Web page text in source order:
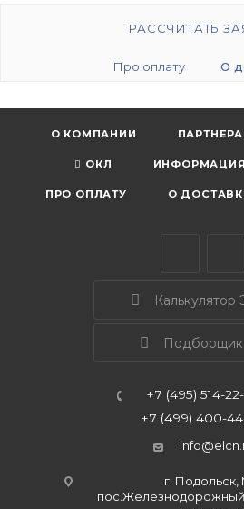
РАССЧИТАТЬ
Про оплату О
О КОМПАНИИ
ОКЛ ИНФОРМАЦИЯ
ПРО ОПЛАТУ О
Калькулятор
+7 (495) 514-
+7 (499) 400-
г. Подольск,